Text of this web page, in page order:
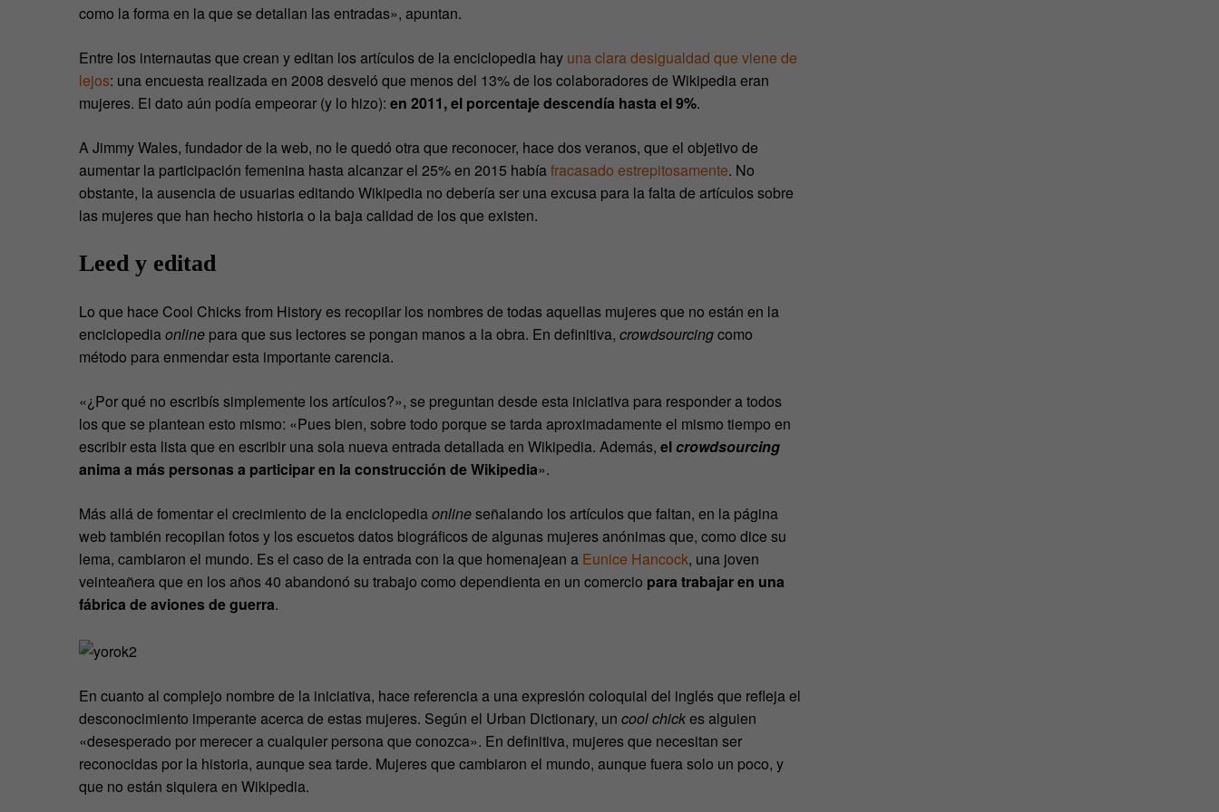
como la forma en la que se detallan las entradas», apuntan.
Entre los internautas que crean y editan los artículos de la enciclopedia hay una clara desigualdad que viene de
lejos: una encuesta realizada en 2008 desveló que menos del 13% de los colaboradores de Wikipedia eran
mujeres. El dato aún podía empeorar (y lo hizo): en 2011, el porcentaje descendía hasta el 9%.
A Jimmy Wales, fundador de la web, no le quedó otra que reconocer, hace dos veranos, que el objetivo de
aumentar la participación femenina hasta alcanzar el 25% en 2015 habíafracasado estrepitosamente. No
obstante, la ausencia de usuarias editando Wikipedia no debería ser una excusa para la falta de artículos sobre
las mujeres que han hecho historia o la baja calidad de los que existen.
Leed y editad
Lo que hace Cool Chicks from History es recopilar los nombres de todas aquellas mujeres que no están en la
enciclopediaonline para que sus lectores se pongan manos a la obra. En definitiva, crowdsourcingcomo
método para enmendar esta importante carencia.
«¿Por qué no escribís simplemente los artículos?», se preguntan desde esta iniciativa para responder a todos
los que se plantean esto mismo: «Pues bien, sobre todo porque se tarda aproximadamente el mismo tiempo en
escribir esta lista que en escribir una sola nueva entrada detallada en Wikipedia. Además, elcrowdsourcing
anima a más personas a participar en la construcción de Wikipedia».
Más allá de fomentar el crecimiento de la enciclopediaonlineseñalando los artículos que faltan, en la página
web también recopilan fotos y los escuetos datos biográficos de algunas mujeres anónimas que, como dice su
lema, cambiaron el mundo. Es el caso de la entrada con la que homenajean a Eunice Hancock, una joven
veinteañera que en los años 40 abandonó su trabajo como dependienta en un comercio para trabajar en una
fábrica de aviones de guerra.
En cuanto al complejo nombre de la iniciativa, hace referencia a una expresión coloquial del inglés que refleja el
desconocimiento imperante acerca de estas mujeres. Según el Urban Dictionary, un cool chickes alguien
«desesperado por merecer a cualquier persona que conozca». En definitiva, mujeres que necesitan ser
reconocidas por la historia, aunque sea tarde. Mujeres que cambiaron el mundo, aunque fuera solo un poco, y
que no están siquiera en Wikipedia.